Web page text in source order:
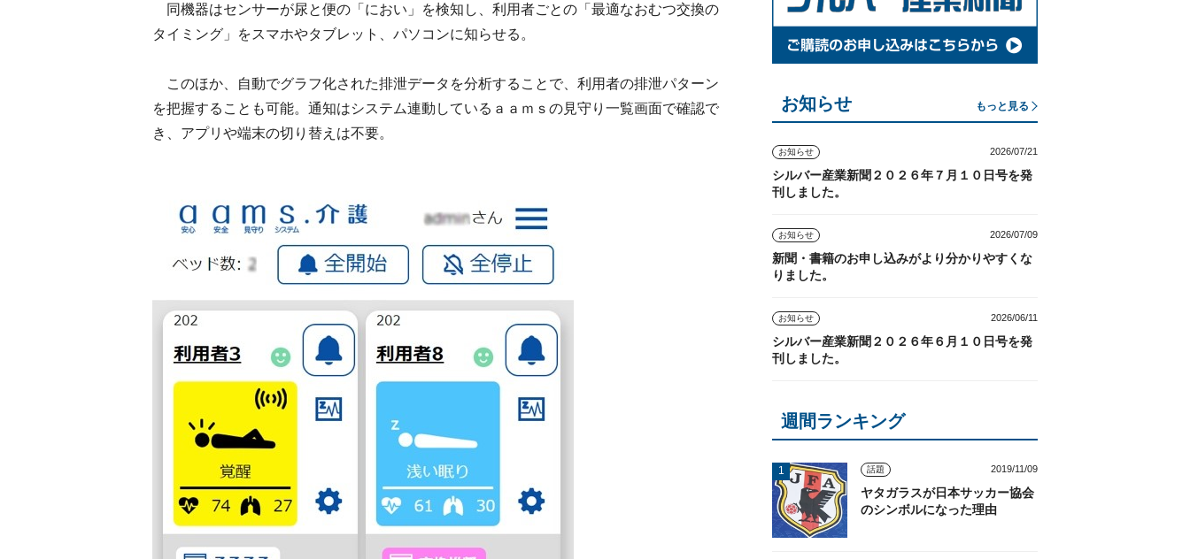
同機器はセンサーが尿と便の「におい」を検知し、利用者ごとの「最適なおむつ交換の
タイミング」をスマホやタブレット、パソコンに知らせる。
このほか、自動でグラフ化された排泄データを分析することで、利用者の排泄パターン
を把握することも可能。通知はシステム連動しているａａｍｓの見守り一覧画面で確認で
き、アプリや端末の切り替えは不要。
お知らせ もっと見る
お知らせ 2026/07/21
シルバー産業新聞２０２６年７月１０日号を発
刊しました。
お知らせ 2026/07/09
新聞・書籍のお申し込みがより分かりやすくな
りました。
お知らせ 2026/06/11
シルバー産業新聞２０２６年６月１０日号を発
刊しました。
週間ランキング
話題 2019/11/09
ヤタガラスが日本サッカー協会
のシンボルになった理由